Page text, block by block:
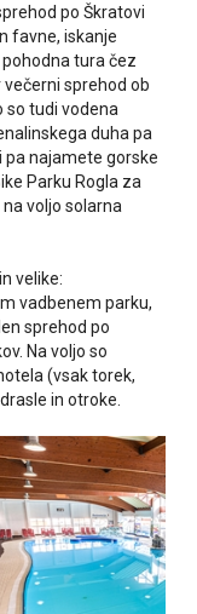
po Škratovi
favne, iskanje
tura čez
sprehod ob
so tudi vodena
duha pa
pa najamete gorske
Parku Rogla za
voljo solarna
velike:
vadbenem parku,
sprehod po
Na voljo so
(vsak torek,
in otroke.